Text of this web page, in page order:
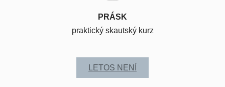
PRÁSK
praktický skautský kurz
LETOS NENÍ